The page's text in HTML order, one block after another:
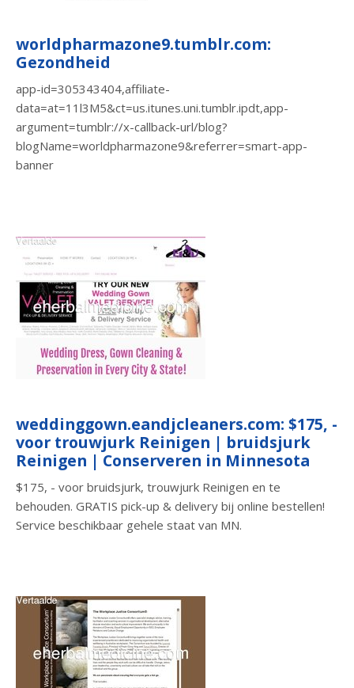
worldpharmazone9.tumblr.com:
Gezondheid
app-id=305343404,affiliate-
data=at=11l3M5&ct=us.itunes.uni.tumblr.ipdt,app-
argument=tumblr://x-callback-url/blog?
blogName=worldpharmazone9&referrer=smart-app-
banner
weddinggown.eandjcleaners.com: $175, -
voor trouwjurk Reinigen | bruidsjurk
Reinigen | Conserveren in Minnesota
$175, - voor bruidsjurk, trouwjurk Reinigen en te
behouden. GRATIS pick-up & delivery bij online bestellen!
Service beschikbaar gehele staat van MN.